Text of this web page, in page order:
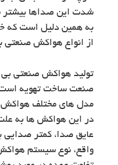
شدت این صداها بیشتر
به همین دلیل است که
از انواع هواکش صنعتی
تولید هواکش صنعتی
صنعت ساخت تهویه است.
مدل های مختلف هواکش
در این هواکش ها به
عایق صدا،‌ کمتر صدایی
واقع، نوع سیستم